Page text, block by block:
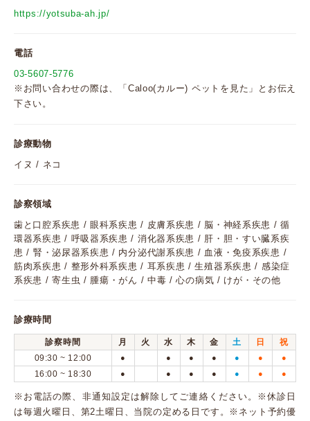
https://yotsuba-ah.jp/
電話
03-5607-5776
※お問い合わせの際は、「Caloo(カルー) ペットを見た」とお伝え
下さい。
診療動物
イヌ / ネコ
診察領域
歯と口腔系疾患 / 眼科系疾患 / 皮膚系疾患 / 脳・神経系疾患 / 循
環器系疾患 / 呼吸器系疾患 / 消化器系疾患 / 肝・胆・すい臓系疾
患 / 腎・泌尿器系疾患 / 内分泌代謝系疾患 / 血液・免疫系疾患 /
筋肉系疾患 / 整形外科系疾患 / 耳系疾患 / 生殖器系疾患 / 感染症
系疾患 / 寄生虫 / 腫瘍・がん / 中毒 / 心の病気 / けが・その他
診療時間
診察時間 月 火 水 木 金 土 日
祝
09:30 ~ 12:00
● ● ● ● ● ● ●
16:00 ~ 18:30 ● ● ● ● ● ● ●
※お電話の際、非通知設定は解除してご連絡ください。※休診日
は毎週火曜日、第2土曜日、当院の定める日です。※ネット予約優